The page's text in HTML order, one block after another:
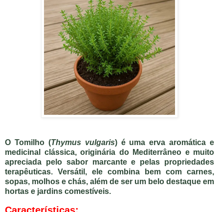
O Tomilho(Thymus vulgaris) é uma erva aromática e
medicinal clássica, originária do Mediterrâneo e muito
apreciada pelo sabor marcante e pelas propriedades
terapêuticas. Versátil, ele combina bem com carnes,
sopas, molhos e chás, além de ser um belo destaque em
hortas e jardins comestíveis.